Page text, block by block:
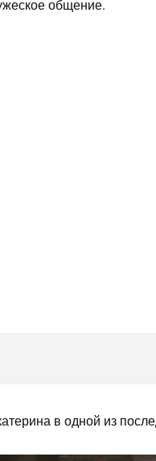
общение.
в одной из